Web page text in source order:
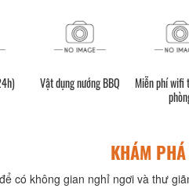
Vật dụng nướng BBQ
Miễn phí wifi
KHÁM
có không gian nghỉ ngơi và thư